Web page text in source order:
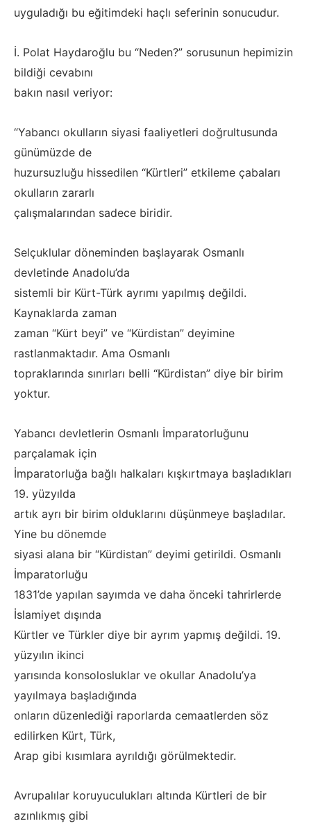
uyguladığı bu eğitimdeki haçlı seferinin sonucudur.
İ. Polat Haydaroğlu bu “Neden?” sorusunun hepimizin
bildiği cevabını
bakın nasıl veriyor:
“Yabancı okulların siyasi faaliyetleri doğrultusunda
günümüzde de
huzursuzluğu hissedilen “Kürtleri” etkileme çabaları
okulların zararlı
çalışmalarından sadece biridir.
Selçuklular döneminden başlayarak Osmanlı
devletinde Anadolu’da
sistemli bir Kürt-Türk ayrımı yapılmış değildi.
Kaynaklarda zaman
zaman “Kürt beyi” ve “Kürdistan” deyimine
rastlanmaktadır. Ama Osmanlı
topraklarında sınırları belli “Kürdistan” diye bir birim
yoktur.
Yabancı devletlerin Osmanlı İmparatorluğunu
parçalamak için
İmparatorluğa bağlı halkaları kışkırtmaya başladıkları
19. yüzyılda
artık ayrı bir birim olduklarını düşünmeye başladılar.
Yine bu dönemde
siyasi alana bir “Kürdistan” deyimi getirildi. Osmanlı
İmparatorluğu
1831’de yapılan sayımda ve daha önceki tahrirlerde
İslamiyet dışında
Kürtler ve Türkler diye bir ayrım yapmış değildi. 19.
yüzyılın ikinci
yarısında konsolosluklar ve okullar Anadolu’ya
yayılmaya başladığında
onların düzenlediği raporlarda cemaatlerden söz
edilirken Kürt, Türk,
Arap gibi kısımlara ayrıldığı görülmektedir.
Avrupalılar koruyuculukları altında Kürtleri de bir
azınlıkmış gibi